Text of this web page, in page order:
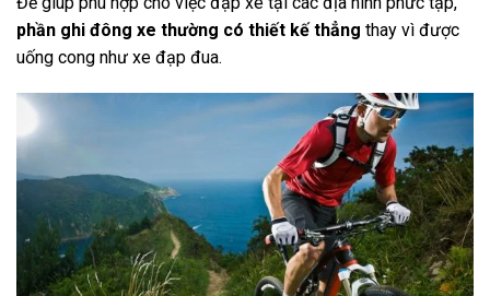
phần ghi đông xe thường có thiết kế thẳng thay vì được
uống cong như xe đạp đua.